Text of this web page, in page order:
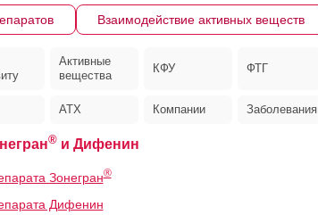
Взаимодействие активных веществ
Активные
вещества
КФУ ФТГ
АТХ Компании Заболевания
®и Дифенин
Зонегран®
Дифенин